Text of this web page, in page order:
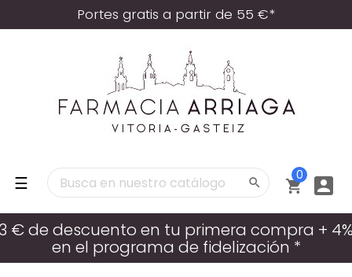
Portes gratis a partir de 55 €*
Navegación
palanca
☰  
0 
€ de descuento en tu primera compra +
en el programa de fidelización *